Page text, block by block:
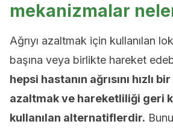
mekanizmalar
Ağrıyı azaltmak için kullanılan
başına veya birlikte hareket
hepsi hastanın ağrısını hızlı
azaltmak ve hareketliliği geri
kullanılan alternatiflerdir.